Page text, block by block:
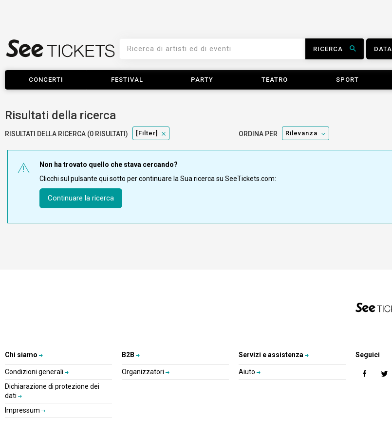
RICERCA DATA
CONCERTI FESTIVAL PARTY TEATRO SPORT
Risultati della ricerca
RISULTATI DELLA RICERCA (0 RISULTATI) [filter] ORDINA PER Rilevanza
Non ha trovato quello che stava cercando?
Clicchi sul pulsante qui sotto per continuare la Sua ricerca su SeeTickets.com:
Continuare la ricerca
Chi siamo
Condizioni generali
Dichiarazione di protezione dei
dati
Impressum
B2B
Organizzatori
Servizi e assistenza
Aiuto
Seguici